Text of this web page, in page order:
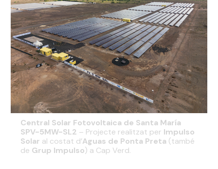
Central Solar Fotovoltaica de Santa María
SPV-5MW-SL2 – Projecte realitzat per Impulso
Solar al costat d’Aguas de Ponta Preta (també
de Grup Impulso) a Cap Verd.